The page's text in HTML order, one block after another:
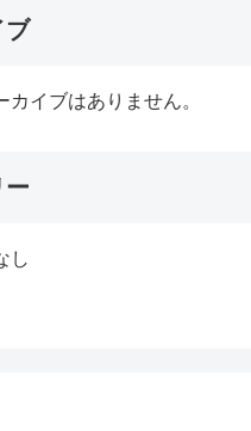
ブ
カイブはありません。
ー
し